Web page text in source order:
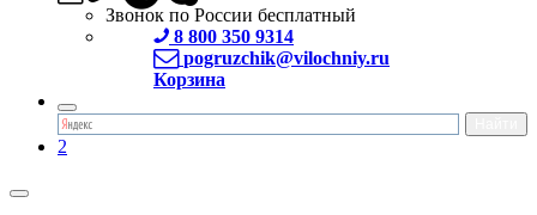
Звонок по России бесплатный
8 800 350 9314
pogruzchik@vilochniy.ru
Корзина
2